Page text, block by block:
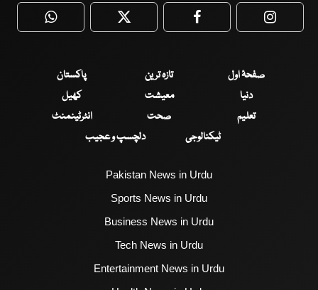
WhatsApp Twitter Facebook
صفحۂ اول تازہ ترین
پاکستان
دنیا
معیشت
کھیل
تعلیم
صحت
انٹرٹینمنٹ
ٹیکنالوجی
دلچسپ و عجیب
Pakistan News in Urdu
Sports News in Urdu
Business News in Urdu
Tech News in Urdu
Entertainment News in Urdu